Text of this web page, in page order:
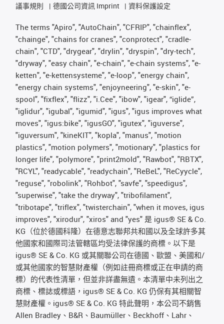
議事規則
德國公司資訊 Imprint 資料保護設定
The terms "Apiro", "AutoChain", "CFRIP", "chainflex",
"chainge", "chains for cranes", "conprotect", "cradle-
chain", "CTD", "drygear", "drylin", "dryspin", "dry-tech",
"dryway", "easy chain", "e-chain", "e-chain systems", "e-
ketten", "e-kettensysteme", "e-loop", "energy chain",
"energy chain systems", "enjoyneering", "e-skin", "e-
spool", "fixflex", "flizz", "i.Cee", "ibow", "igear", “iglide”,
"iglidur", "igubal", "igumid", "igus", "igus improves what
moves", "igus:bike", "igusGO", "igutex", "iguverse",
"iguversum", "kineKIT", "kopla", "manus", "motion
plastics", "motion polymers", "motionary", "plastics for
longer life", "polymore", "print2mold", "Rawbot", "RBTX",
"RCYL", "readycable", "readychain", "ReBeL", "ReCyycle",
"reguse", "robolink", "Rohbot", "savfe", "speedigus",
"superwise", "take the dryway", "tribofilament",
"tribotape", "triflex", "twisterchain", "when it moves, igus
improves", "xirodur", "xiros" and "yes" 是 igus® SE & Co.
KG（位於德國科隆）在德意志聯邦共和國以及全球許多其
他國家和國際司法管轄區均受法律保護的商標。以下是
igus® SE & Co. KG 或其關聯公司在德國、歐盟、美國和/
或其他國家的智慧財產權（例如註冊商標或正在申請的商
標）的代表性清單，但並非詳盡無遺。本清單中未列出之
商標、標誌或標語，igus® SE & Co. KG 仍保有其相關智
慧財產權。igus® SE & Co. KG 特此聲明，本公司不銷售
Allen Bradley、B&R、Baumüller、Beckhoff、Lahr、